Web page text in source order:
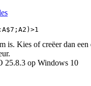
is. Kies of creëer dan
25.8.3 op Windows 10